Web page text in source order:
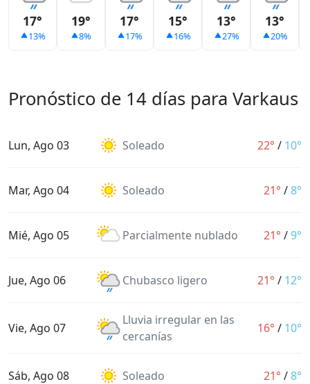
17°
13%
19°
8%
17°
17%
15°
16%
13°
27%
13°
20%
Pronóstico de 14 días para Varkaus
Lun, Ago 03 Soleado 22° / 10°
Mar, Ago 04 Soleado 21° /8°
Mié, Ago 05 Parcialmente nublado 21° /9°
Jue, Ago 06 Chubasco ligero 21° / 12°
Vie, Ago 07
Lluvia irregular en las
cercanías
16° / 10°
Sáb, Ago 08 Soleado 21° /8°